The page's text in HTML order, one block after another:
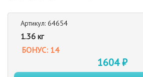
Артикул: 64654
1.36 кг
БОНУС: 14
1604 ₽